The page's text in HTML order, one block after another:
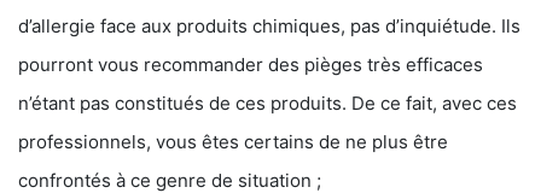
d’allergie face aux produits chimiques, pas d’inquiétude. Ils
pourront vous recommander des pièges très efficaces
n’étant pas constitués de ces produits. De ce fait, avec ces
professionnels, vous êtes certains de ne plus être
confrontés à ce genre de situation ;